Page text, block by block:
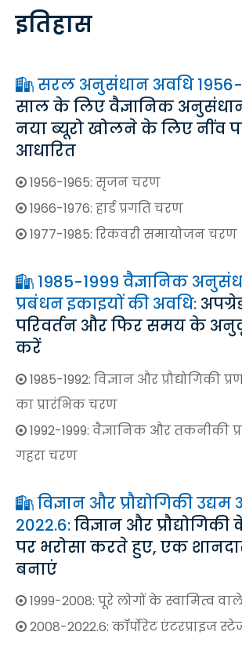
इतिहास
 सरल अनुसंधान अवधि 1956-
साल के लिए वैज्ञानिक
नया ब्यूरो खोलने के लिए नींव
आधारित
 1956-1965: सृजन चरण
 1966-1976: हार्ड प्रगति चरण
 1977-1985: रिकवरी समायोजन चरण
 1985-1999 वैज्ञानिक
प्रबंधन इकाइयों की अवधि:
परिवर्तन और फिर समय के
करें
 1985-1992: विज्ञान और प्रौद्योगिकी
का प्रारंभिक चरण
 1992-1999: वैज्ञानिक और तकनीकी
गहरा चरण
 विज्ञान और प्रौद्योगिकी
2022.6:विज्ञान और
पर भरोसा करते हुए, एक
बनाएं
 1999-2008: पूरे लोगों के स्वामित्व
 2008-2022.6: कॉर्पोरेट एंटरप्राइज